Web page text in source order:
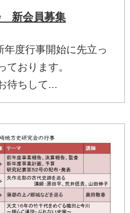
新会員募集
年度行事開始に先立っ
ております。
待ちして...